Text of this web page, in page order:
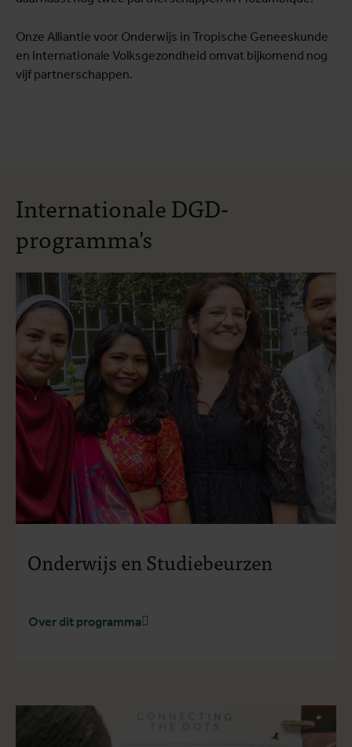
Onze Alliantie voor Onderwijs in Tropische Geneeskunde
en Internationale Volksgezondheid omvat bijkomend nog
vijf partnerschappen.
Internationale DGD-
programma's
Onderwijs en Studiebeurzen
Over dit programma